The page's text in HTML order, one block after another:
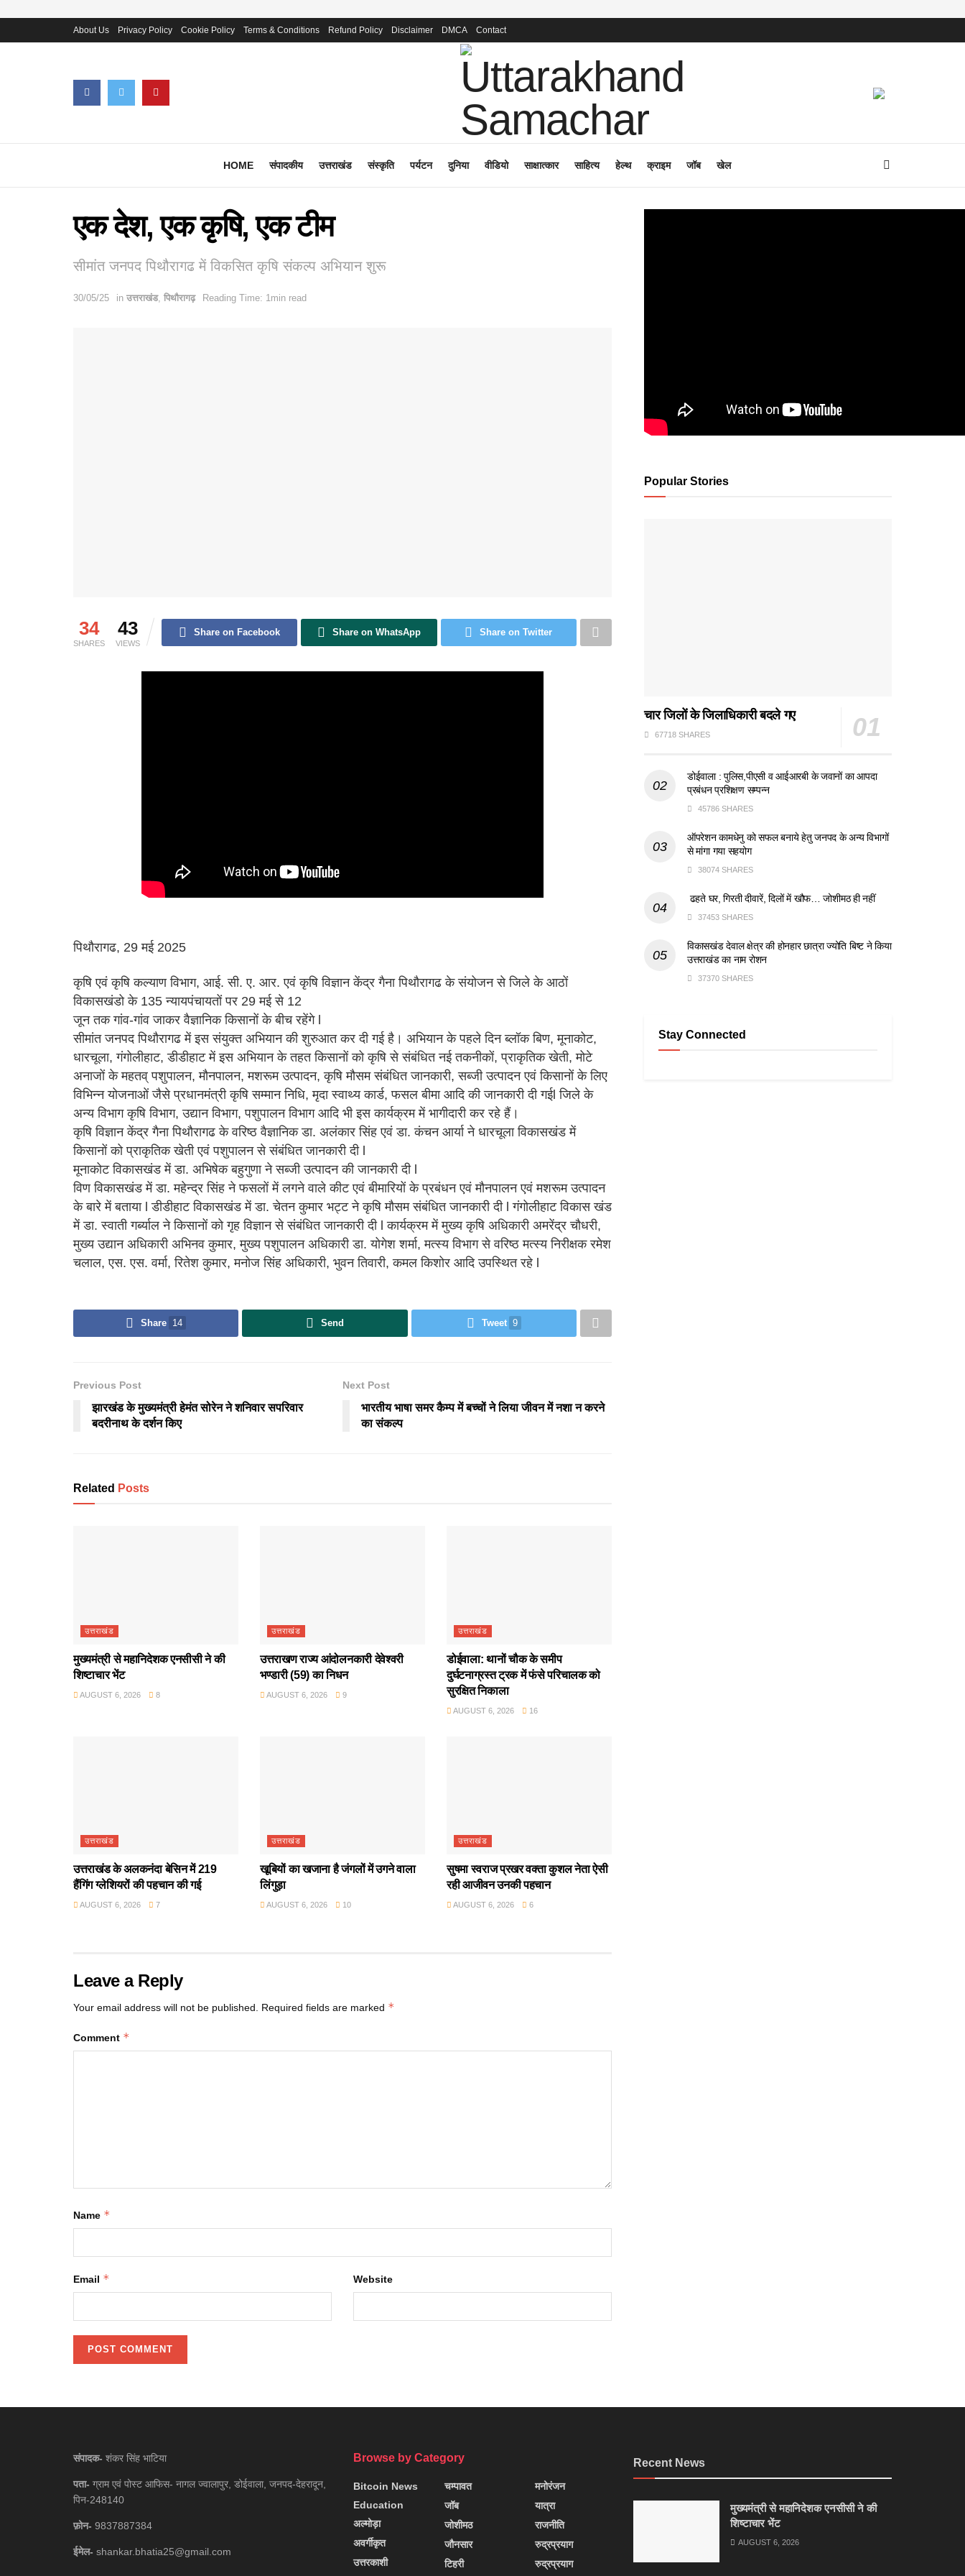
About Us Privacy Policy Cookie Policy Terms & Conditions Refund Policy Disclaimer DMCA Contact
HOME संपादकीय उत्तराखंड संस्कृति पर्यटन दुनिया वीडियो साक्षात्कार साहित्य हेल्थ क्राइम जॉब खेल
एक देश, एक कृषि, एक टीम
सीमांत जनपद पिथौरागढ में विकसित कृषि संकल्प अभियान शुरू
30/05/25 in उत्तराखंड, पिथौरागढ़ Reading Time: 1min read
34
SHARES
43
VIEWS
Share on Facebook Share on WhatsApp Share on Twitter
पिथौरागढ, 29 मई 2025
कृषि एवं कृषि कल्याण विभाग, आई. सी. ए. आर. एवं कृषि विज्ञान केंद्र गैना पिथौरागढ के संयोजन से जिले के आठों
विकासखंडो के 135 न्यायपंचायतों पर 29 मई से 12
जून तक गांव-गांव जाकर वैज्ञानिक किसानों के बीच रहेंगे l
सीमांत जनपद पिथौरागढ में इस संयुक्त अभियान की शुरुआत कर दी गई है। अभियान के पहले दिन ब्लॉक बिण, मूनाकोट,
धारचूला, गंगोलीहाट, डीडीहाट में इस अभियान के तहत किसानों को कृषि से संबंधित नई तकनीकों, प्राकृतिक खेती, मोटे
अनाजों के महतव् पशुपालन, मौनपालन, मशरूम उत्पादन, कृषि मौसम संबंधित जानकारी, सब्जी उत्पादन एवं किसानों के लिए
विभिन्न योजनाओं जैसे प्रधानमंत्री कृषि सम्मान निधि, मृदा स्वाथ्य कार्ड, फसल बीमा आदि की जानकारी दी गईl जिले के
अन्य विभाग कृषि विभाग, उद्यान विभाग, पशुपालन विभाग आदि भी इस कार्यक्रम में भागीदारी कर रहे हैं।
कृषि विज्ञान केंद्र गैना पिथौरागढ के वरिष्ठ वैज्ञानिक डा. अलंकार सिंह एवं डा. कंचन आर्या ने धारचूला विकासखंड में
किसानों को प्राकृतिक खेती एवं पशुपालन से संबंधित जानकारी दी l
मूनाकोट विकासखंड में डा. अभिषेक बहुगुणा ने सब्जी उत्पादन की जानकारी दी l
विण विकासखंड में डा. महेन्द्र सिंह ने फसलों में लगने वाले कीट एवं बीमारियों के प्रबंधन एवं मौनपालन एवं मशरूम उत्पादन
के बारे में बताया l डीडीहाट विकासखंड में डा. चेतन कुमार भट्ट ने कृषि मौसम संबंधित जानकारी दी l गंगोलीहाट विकास खंड
में डा. स्वाती गर्ब्याल ने किसानों को गृह विज्ञान से संबंधित जानकारी दी l कार्यक्रम में मुख्य कृषि अधिकारी अमरेंद्र चौधरी,
मुख्य उद्यान अधिकारी अभिनव कुमार, मुख्य पशुपालन अधिकारी डा. योगेश शर्मा, मत्स्य विभाग से वरिष्ठ मत्स्य निरीक्षक रमेश
चलाल, एस. एस. वर्मा, रितेश कुमार, मनोज सिंह अधिकारी, भुवन तिवारी, कमल किशोर आदि उपस्थित रहे l
Share 14 Send Tweet 9
Previous Post
झारखंड के मुख्यमंत्री हेमंत सोरेन ने शनिवार सपरिवार
बदरीनाथ के दर्शन किए
Next Post
भारतीय भाषा समर कैम्प में बच्चों ने लिया जीवन में नशा न करने
का संकल्प
Related Posts
उत्तराखंड
मुख्यमंत्री से महानिदेशक एनसीसी ने की
शिष्टाचार भेंट
AUGUST 6, 2026 8
उत्तराखंड
उत्तराखण राज्य आंदोलनकारी देवेश्वरी
भण्डारी (59) का निधन
AUGUST 6, 2026 9
उत्तराखंड
डोईवाला: थानों चौक के समीप
दुर्घटनाग्रस्त ट्रक में फंसे परिचालक को
सुरक्षित निकाला
AUGUST 6, 2026 16
उत्तराखंड
उत्तराखंड के अलकनंदा बेसिन में 219
हैंगिंग ग्लेशियरों की पहचान की गई
AUGUST 6, 2026 7
उत्तराखंड
खूबियों का खजाना है जंगलों में उगने वाला
लिंगुड़ा
AUGUST 6, 2026 10
उत्तराखंड
सुषमा स्वराज प्रखर वक्ता कुशल नेता ऐसी
रही आजीवन उनकी पहचान
AUGUST 6, 2026 6
Leave a Reply
Your email address will not be published. Required fields are marked *
Comment *
Name *
Email * Website
Popular Stories
चार जिलों के जिलाधिकारी बदले गए
67718 SHARES
डोईवाला : पुलिस,पीएसी व आईआरबी के जवानों का आपदा
प्रबंधन प्रशिक्षण सम्पन्न
45786 SHARES
ऑपरेशन कामधेनु को सफल बनाये हेतु जनपद के अन्य विभागों
से मांगा गया सहयोग
38074 SHARES
ढहते घर, गिरती दीवारें, दिलों में खौफ… जोशीमठ ही नहीं
37453 SHARES
विकासखंड देवाल क्षेत्र की होनहार छात्रा ज्योति बिष्ट ने किया
उत्तराखंड का नाम रोशन
37370 SHARES
Stay Connected
संपादक- शंकर सिंह भाटिया
पता- ग्राम एवं पोस्ट आफिस- नागल ज्वालापुर, डोईवाला, जनपद-देहरादून,
पिन-248140
फ़ोन- 9837887384
ईमेल- shankar.bhatia25@gmail.com
Browse by Category
Bitcoin News
Education
अल्मोड़ा
अवर्गीकृत
उत्तरकाशी
चम्पावत
जॉब
जोशीमठ
जौनसार
टिहरी
मनोरंजन
यात्रा
राजनीति
रुद्रप्रयाग
रुद्रप्रयाग
Recent News
मुख्यमंत्री से महानिदेशक एनसीसी ने की
शिष्टाचार भेंट
AUGUST 6, 2026